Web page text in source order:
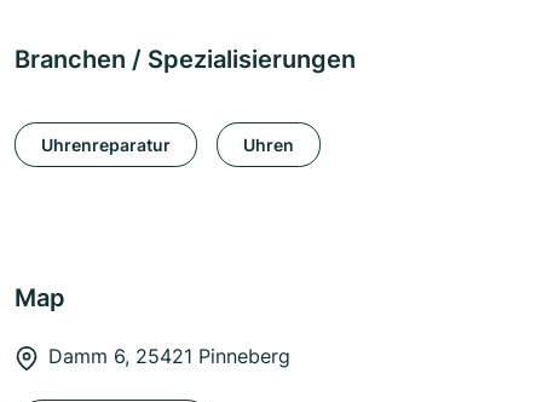
Branchen / Spezialisierungen
Uhrenreparatur Uhren
Map
Damm 6, 25421 Pinneberg